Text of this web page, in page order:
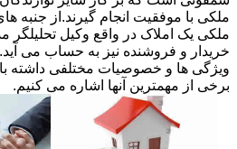
ملکی با موفقیت انجام گیرند.از جنبه
ملکی یک املاک در واقع وکیل تحلیلگر
خریدار و فروشنده نیز به حساب می
ویژگی ها و خصوصیات مختلفی داشته
برخی از مهمترین آنها اشاره می کنیم.